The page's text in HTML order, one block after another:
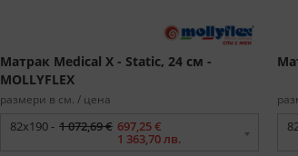
Матрак Medical X - Static, 24 см -
MOLLYFLEX
размери в см. / цена
82x190 - 1 072,69 € 697,25 €
1 363,70 лв.